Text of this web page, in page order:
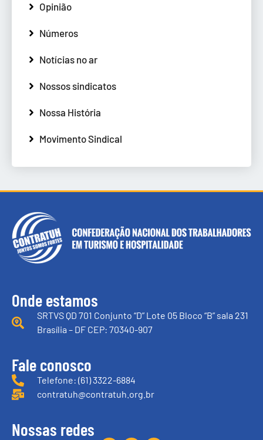
Opinião
Números
Notícias no ar
Nossos sindicatos
Nossa História
Movimento Sindical
Onde estamos
SRTVS QD 701 Conjunto “D” Lote 05 Bloco “B” sala 231
Brasília – DF CEP: 70340-907
Fale conosco
Telefone: (61) 3322-6884
contratuh@contratuh.org.br
Nossas redes